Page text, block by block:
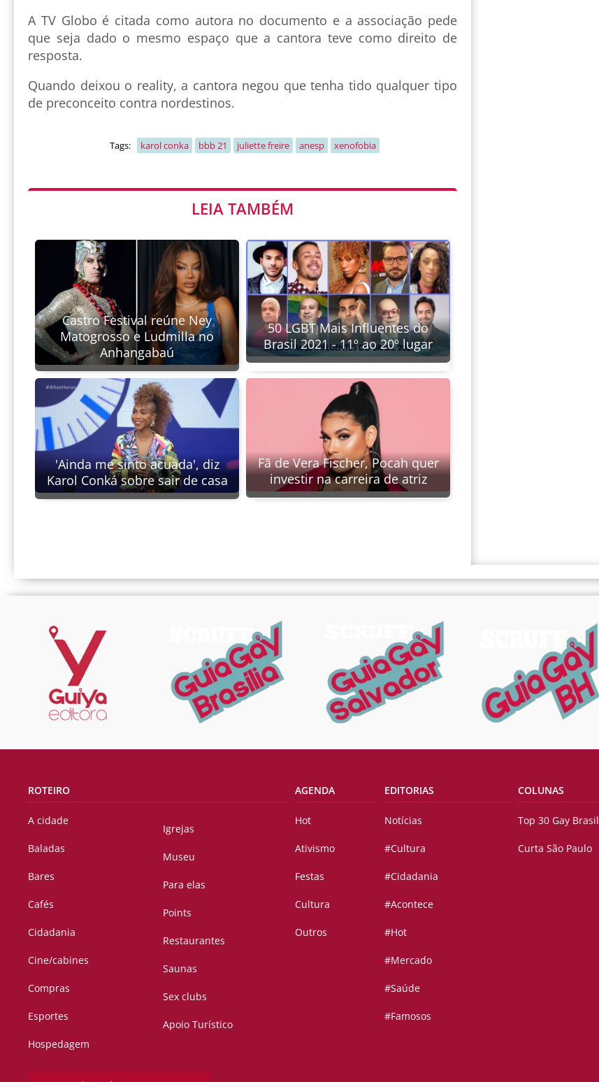
A TV Globo é citada como autora no documento e a associação pede
que seja dado o mesmo espaço que a cantora teve como direito de
resposta.
Quando deixou o reality, a cantora negou que tenha tido qualquer tipo
de preconceito contra nordestinos.
Tags: karol conka bbb 21 juliette freire anesp xenofobia
LEIA TAMBÉM
Castro Festival reúne Ney
Matogrosso e Ludmilla no
Anhangabaú
50 LGBT Mais Influentes do
Brasil 2021 - 11º ao 20º lugar
'Ainda me sinto acuada', diz
Karol Conká sobre sair de casa
Fã de Vera Fischer, Pocah quer
investir na carreira de atriz
ROTEIRO
A cidade
Baladas
Bares
Cafés
Cidadania
Cine/cabines
Compras
Esportes
Hospedagem
Igrejas
Museu
Para elas
Points
Restaurantes
Saunas
Sex clubs
Apoio Turístico
AGENDA
Hot
Ativismo
Festas
Cultura
Outros
EDITORIAS
Notícias
#Cultura
#Cidadania
#Acontece
#Hot
#Mercado
#Saúde
#Famosos
COLUNAS
Top 30 Gay Brasil
Curta São Paulo